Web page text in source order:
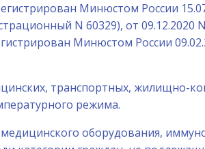
Минюстом России
N 60329), от
Минюстом России
транспортных, жилищно-
режима.
оборудования,